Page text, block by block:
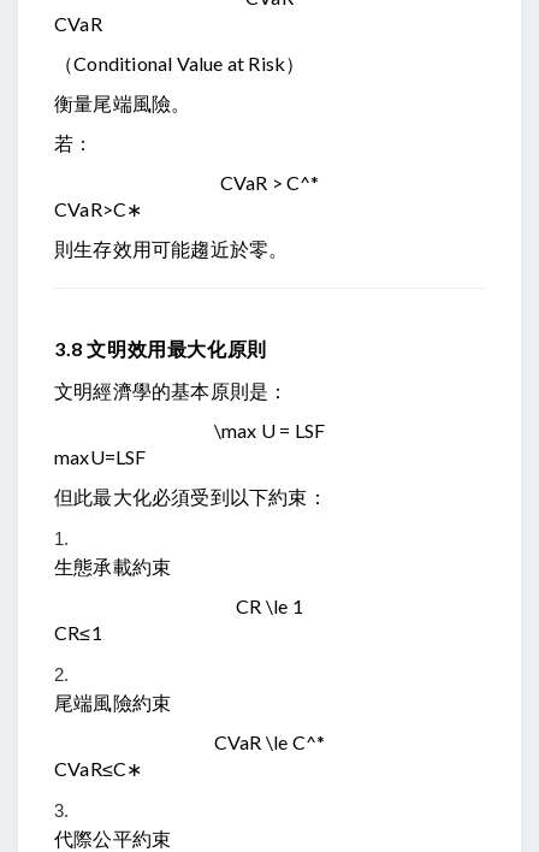
CVaR
（Conditional Value at Risk）
衡量尾端風險。
若：
CVaR > C^*
CVaR>C∗
則生存效用可能趨近於零。
3.8 文明效用最大化原則
文明經濟學的基本原則是：
\max U = LSF
maxU=LSF
但此最大化必須受到以下約束：
生態承載約束
CR \le 1
CR≤1
尾端風險約束
CVaR \le C^*
CVaR≤C∗
代際公平約束